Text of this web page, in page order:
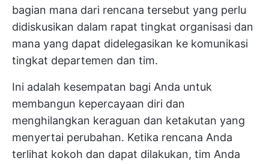
bagian mana dari rencana tersebut yang perlu
didiskusikan dalam rapat tingkat organisasi dan
mana yang dapat didelegasikan ke komunikasi
tingkat departemen dan tim.
Ini adalah kesempatan bagi Anda untuk
membangun kepercayaan diri dan
menghilangkan keraguan dan ketakutan yang
menyertai perubahan. Ketika rencana Anda
terlihat kokoh dan dapat dilakukan, tim Anda